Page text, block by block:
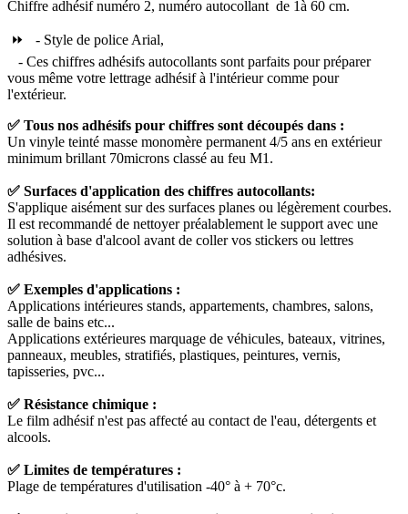
Chiffre adhésif numéro 2, numéro autocollant de 1à 60 cm.
⏩ - Style de police Arial,
- Ces chiffres adhésifs autocollants sont parfaits pour préparer
vous même votre lettrage adhésif à l'intérieur comme pour
l'extérieur.
✅ Tous nos adhésifs pour chiffres sont découpés dans :
Un vinyle teinté masse monomère permanent 4/5 ans en extérieur
minimum brillant 70microns classé au feu M1.
✅ Surfaces d'application des chiffres autocollants:
S'applique aisément sur des surfaces planes ou légèrement courbes.
Il est recommandé de nettoyer préalablement le support avec une
solution à base d'alcool avant de coller vos stickers ou lettres
adhésives.
✅ Exemples d'applications :
Applications intérieures stands, appartements, chambres, salons,
salle de bains etc...
Applications extérieures marquage de véhicules, bateaux, vitrines,
panneaux, meubles, stratifiés, plastiques, peintures, vernis,
tapisseries, pvc...
✅ Résistance chimique :
Le film adhésif n'est pas affecté au contact de l'eau, détergents et
alcools.
✅ Limites de températures :
Plage de températures d'utilisation -40° à + 70°c.